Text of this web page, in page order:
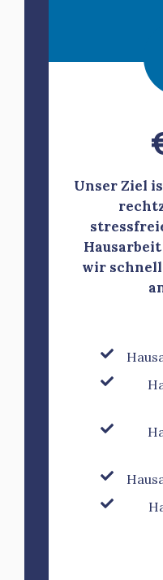
Unser Ziel
wir